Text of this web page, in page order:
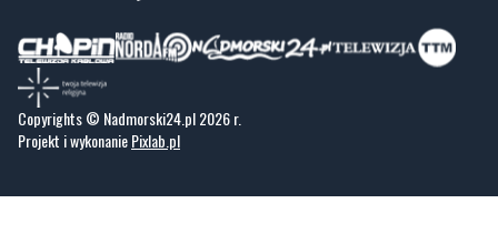
Copyrights © Nadmorski24.pl 2026 r.
Projekt i wykonaniePixlab.pl